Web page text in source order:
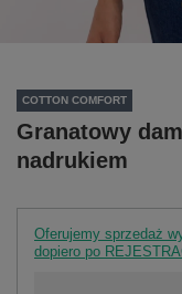
COTTON COMFORT
Granatowy
nadrukiem
Oferujemy sprzedaż
dopiero po